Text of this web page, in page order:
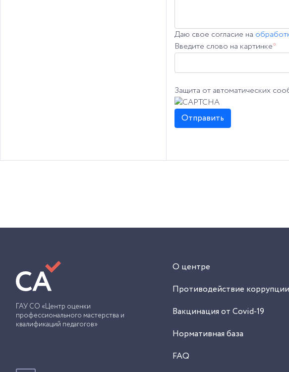
Даю свое согласие на
Введите слово на картинке*
Защита от автоматических
ГАУ СО «Центр оценки
профессионального мастерства и
квалификаций педагогов»
О центре
Противодействие коррупции
Вакцинация от Covid-19
Нормативная база
FAQ